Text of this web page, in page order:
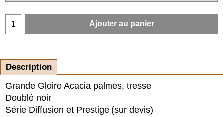
Ajouter au panier
Description
Grande Gloire Acacia palmes, tresse
Doublé noir
Série Diffusion et Prestige (sur devis)